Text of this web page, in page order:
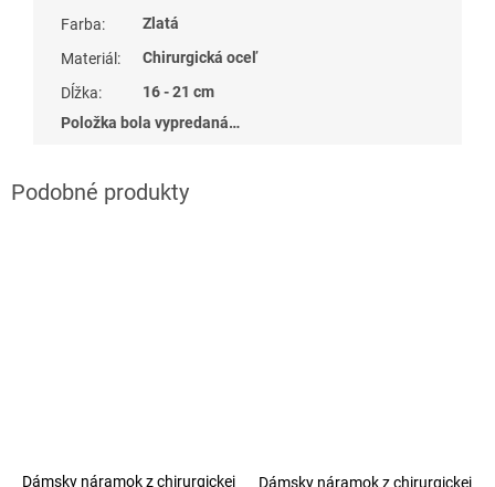
Farba:
Zlatá
Materiál :
Chirurgická oceľ
Dĺžka:
16 - 21 cm
Položka bola vypredaná…
Dámsky náramok z chirurgickej Dámsky náramok z chirurgickej